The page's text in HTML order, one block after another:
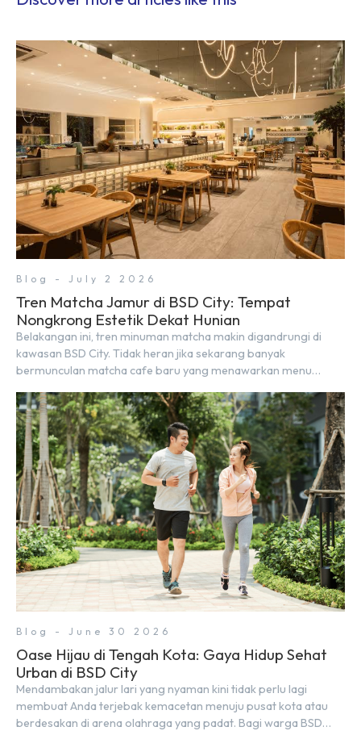
Blog - July 2 2026
Tren Matcha Jamur di BSD City: Tempat
Nongkrong Estetik Dekat Hunian
Belakangan ini, tren minuman matcha makin digandrungi di
kawasan BSD City. Tidak heran jika sekarang banyak
bermunculan matcha cafe baru yang menawarkan menu
nyaman, baik untuk produktif bekerja (WFC) maupun sekadar
bersantai bersama orang terdekat. Kabar baiknya, deretan
kafe hits ini tersebar di lokasi-lokasi strategis yang sangat […]
Blog - June 30 2026
Oase Hijau di Tengah Kota: Gaya Hidup Sehat
Urban di BSD City
Mendambakan jalur lari yang nyaman kini tidak perlu lagi
membuat Anda terjebak kemacetan menuju pusat kota atau
berdesakan di arena olahraga yang padat. Bagi warga BSD